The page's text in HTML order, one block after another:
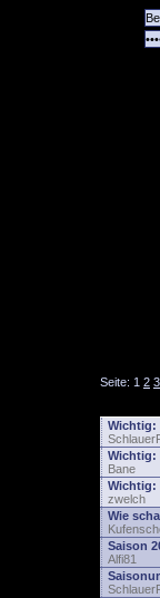
Seite: 1 2 3
Wichtig:
Wichtig:
Bane
Wichtig:
zwelch
Wie
Saison
Alfi81